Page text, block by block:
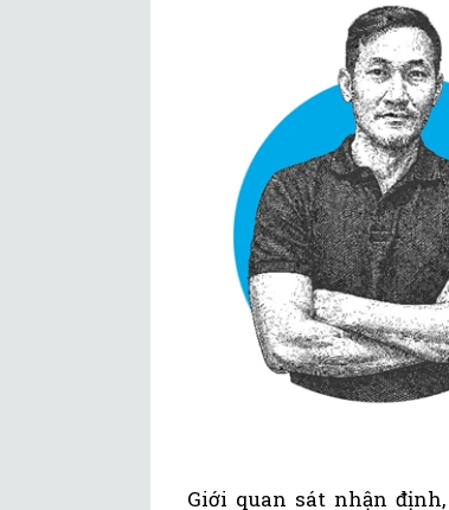
Giới quan sát nhận